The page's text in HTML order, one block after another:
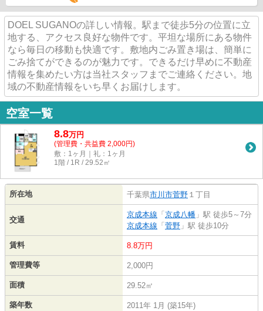
DOEL SUGANOの詳しい情報。駅まで徒歩5分の位置に立
地する、アクセス良好な物件です。平坦な場所にある物件
なら毎日の移動も快適です。敷地内ごみ置き場は、簡単に
ごみ捨てができるのが魅力です。できるだけ早めに不動産
情報を集めたい方は当社スタッフまでご連絡ください。地
域の不動産情報をいち早くお届けします。
空室一覧
8.8万円
(管理費・共益費 2,000円)
敷：1ヶ月｜礼：1ヶ月
1階 / 1R / 29.52㎡
所在地 千葉県市川市菅野 １丁目
交通
京成本線 「 京成八幡 」駅 徒歩5～7分
京成本線 「 菅野 」駅 徒歩10分
賃料 8.8万円
管理費等 2,000円
面積 29.52㎡
築年数 2011年 1月 (築15年)